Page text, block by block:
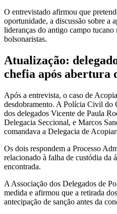
O entrevistado afirmou que
oportunidade, a discussão sobre a
lideranças do antigo campo tucano
bolsonaristas.
Atualização:
chefia após abertura
Após a entrevista, o caso de
desdobramento. A Polícia Civil do
dos delegados Vicente de Paula
Delegacia Seccional, e Marcos
comandava a Delegacia de
Os dois respondem a Processo
relacionado à falha de custódia da
encontrada.
A Associação dos Delegados de
medida e afirmou que a retirada
antecipação de sanção antes da